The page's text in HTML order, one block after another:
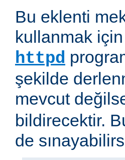
Bu eklenti
kullanmak
httpd
şekilde
mevcut
bildirecektir.
de